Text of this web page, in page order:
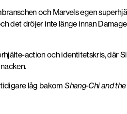
och Marvels egen
det dröjer inte länge innan
action och identitetskris, där
tidigare låg bakomShang-Chi and